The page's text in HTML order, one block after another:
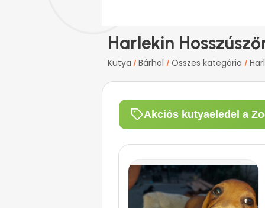
Harlekin
Kutya / Bárhol / Összes kategória /
Akciós kutyaeledel a